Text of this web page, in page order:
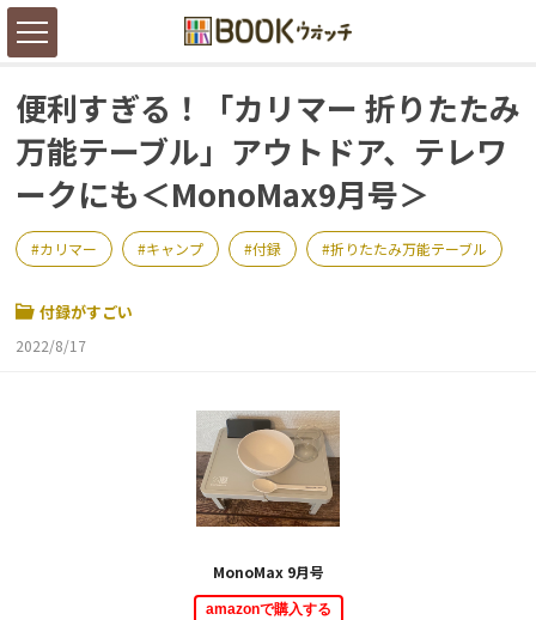
便利すぎる！「カリマー 折りたたみ
万能テーブル」アウトドア、テレワ
ークにも＜MonoMax9月号＞
カリマー キャンプ 付録 折りたたみ万能テーブル
付録がすごい
2022/8/17
MonoMax 9月号
amazonで購入する